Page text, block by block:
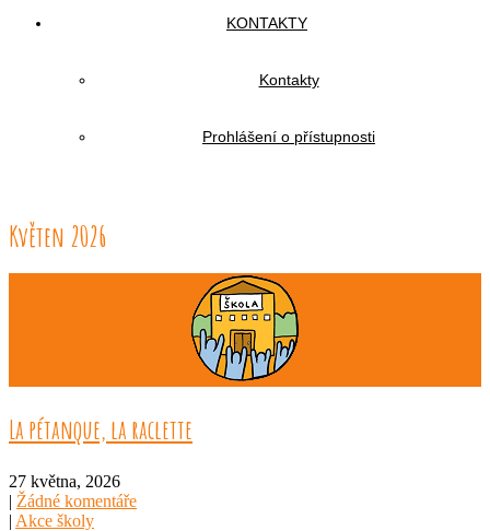
KONTAKTY
Kontakty
Prohlášení o přístupnosti
Květen 2026
La pétanque, la raclette
27 května, 2026
| Žádné komentáře
| Akce školy